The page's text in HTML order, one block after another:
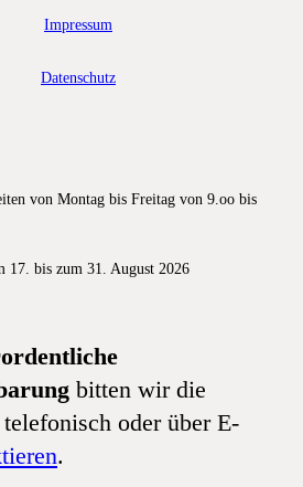
Impressum
Datenschutz
von Montag bis Freitag von 9.oo bis
17. bis zum 31. August 2026
bitten wir die
oder über E-
.